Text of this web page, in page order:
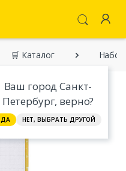
Ваш город Санкт-
Петербург, верно?
ДА НЕТ, ВЫБРАТЬ ДРУГОЙ
🛒 Каталог